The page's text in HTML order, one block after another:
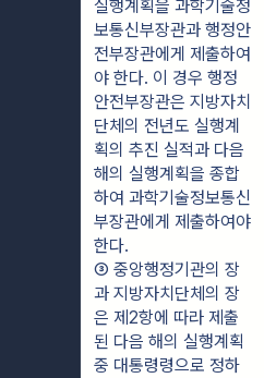
실행계획을 과학기술정
보통신부장관과 행정안
전부장관에게 제출하여
야 한다. 이 경우 행정
안전부장관은 지방자치
단체의 전년도 실행계
획의 추진 실적과 다음
해의 실행계획을 종합
하여 과학기술정보통신
부장관에게 제출하여야
한다.
③ 중앙행정기관의 장
과 지방자치단체의 장
은 제2항에 따라 제출
된 다음 해의 실행계획
중 대통령령으로 정하